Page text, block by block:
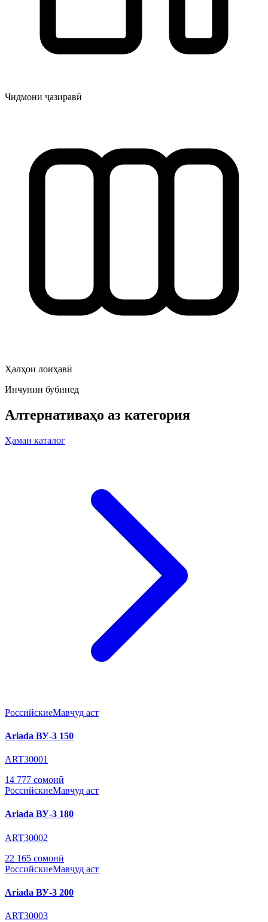
Чидмони ҷазиравӣ
Ҳалҳои лоиҳавӣ
Инчунин бубинед
Алтернативаҳо аз категория
Ҳамаи каталог
РоссийскиеМавҷуд аст
Ariada ВУ-3 150
ART30001
14 777 сомонӣ
РоссийскиеМавҷуд аст
Ariada ВУ-3 180
ART30002
22 165 сомонӣ
РоссийскиеМавҷуд аст
Ariada ВУ-3 200
ART30003